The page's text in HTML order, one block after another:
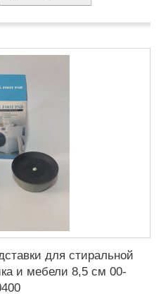
для стиральной
и мебели 8,5 см 00-